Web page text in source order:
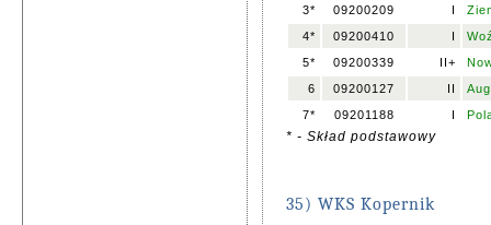
3*
09200209 I
4*
09200410 I
5*
09200339 II+
6
09200127 II
7*
09201188 I
* - Skład podstawowy
35) WKS Kopernik